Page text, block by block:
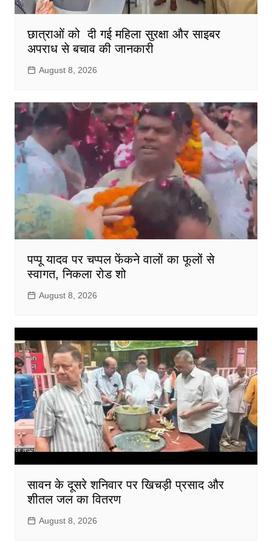
छात्राओं को दी गई महिला सुरक्षा और साइबर
अपराध से बचाव की जानकारी
August 8, 2026
पप्पू यादव पर चप्पल फेंकने वालों का फूलों से
स्वागत, निकला रोड शो
August 8, 2026
सावन के दूसरे शनिवार पर खिचड़ी प्रसाद और
शीतल जल का वितरण
August 8, 2026